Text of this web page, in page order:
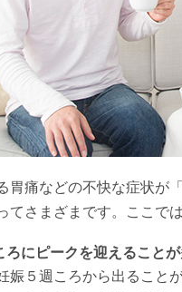
胃痛などの不快な症状が
てさまざまです。ここで
ろにピークを迎えること
娠５週ころから出ること